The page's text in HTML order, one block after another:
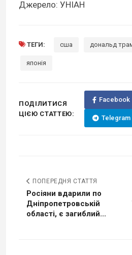
Джерело: УНІАН
ТЕГИ: сша дональд
японія
ПОДІЛИТИСЯ
ЦІЄЮ СТАТТЕЮ:
Facebook
Telegram
ПОПЕРЕДНЯ СТАТТЯ
Росіяни вдарили по
Дніпропетровській
області, є загиблий...